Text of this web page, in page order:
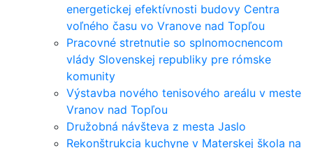
energetickej efektívnosti budovy Centra
voľného času vo Vranove nad Topľou
Pracovné stretnutie so splnomocnencom
vlády Slovenskej republiky pre rómske
komunity
Výstavba nového tenisového areálu v meste
Vranov nad Topľou
Družobná návšteva z mesta Jaslo
Rekonštrukcia kuchyne v Materskej škola na